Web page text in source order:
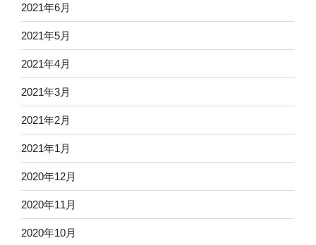
2021年6月
2021年5月
2021年4月
2021年3月
2021年2月
2021年1月
2020年12月
2020年11月
2020年10月